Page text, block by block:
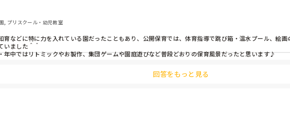
, プリスクール・幼児教室
育などに特に力を入れている園だったこともあり、公開保育では、体育指導で跳び箱・温水プール、絵
いました＾＾
年中ではリトミックやお製作、集団ゲームや園庭遊びなど普段どおりの保育風景だったと思います♪
回答をもっと見る